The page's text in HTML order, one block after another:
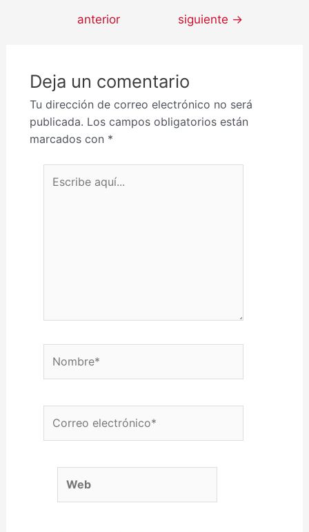
anterior
siguiente →
Deja un comentario
Tu dirección de correo electrónico no será
publicada. Los campos obligatorios están
marcados con *